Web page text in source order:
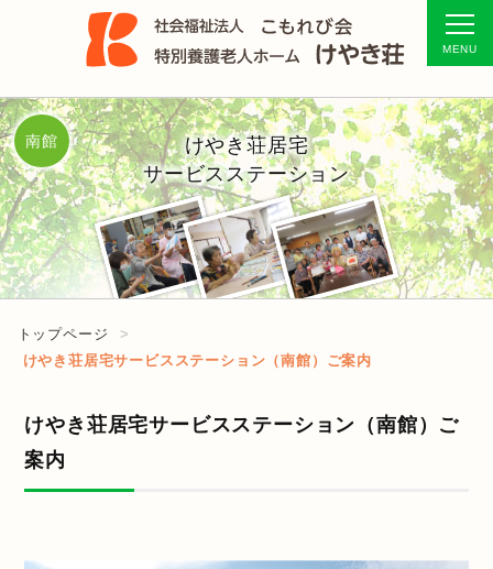
けやき荘居宅
サービスステーション
南館
トップページ
けやき荘居宅サービスステーション（南館）ご案内
けやき荘居宅サービスステーション（南館）ご
案内